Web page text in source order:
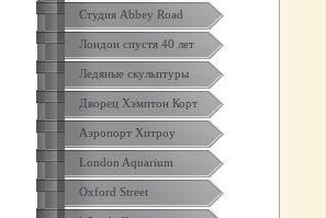
Студия Abbey Road
Лондон спустя 40 лет
Ледяные скульптуры
Дворец Хэмптон Корт
Аэропорт Хитроу
London Aquarium
Oxford Street